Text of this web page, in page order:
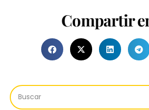
Compartir